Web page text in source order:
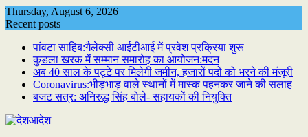
Skip
to
Thursday, August 6, 2026
Recent posts
पांवटा साहिब:गैलेक्सी आईटीआई में प्रवेश प्रक्रिया शुरू
कुडला खरक में सम्मान समारोह का आयोजन:मदन
अब 40 साल के पट्टे पर मिलेगी जमीन, हजारों पदों को भरने की मंजूरी
Coronavirus:भीड़भाड़ वाले स्थानों में मास्क पहनकर जाने की सलाह
बजट सत्र: अनिरुद्ध सिंह बोले- सहायकों की नियुक्ति